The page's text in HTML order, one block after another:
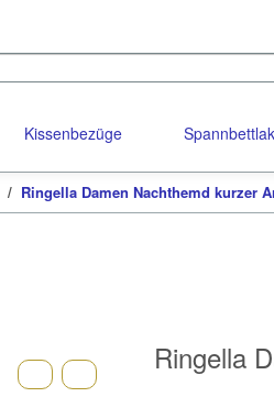
Kissenbezüge
Ringella Damen Nachthemd kurzer
Ringella